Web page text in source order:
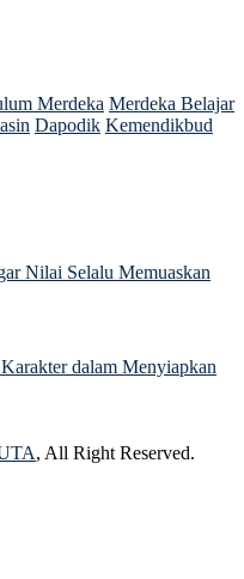
Merdeka Merdeka Belajar
Dapodik Kemendikbud
Nilai Selalu Memuaskan
dalam Menyiapkan
, All Right Reserved.